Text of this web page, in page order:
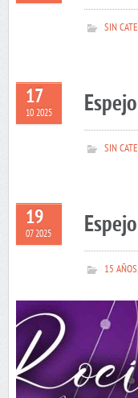
SIN
17
10 2025
SIN
19
07 2025
15 AÑOS,